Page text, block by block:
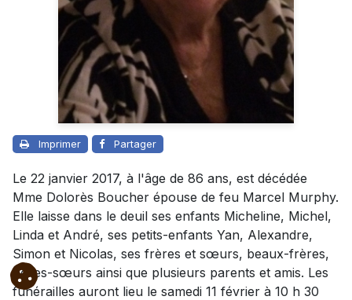
Imprimer Partager
Le 22 janvier 2017, à l'âge de 86 ans, est décédée
Mme Dolorès Boucher épouse de feu Marcel Murphy.
Elle laisse dans le deuil ses enfants Micheline, Michel,
Linda et André, ses petits-enfants Yan, Alexandre,
Simon et Nicolas, ses frères et sœurs, beaux-frères,
belles-sœurs ainsi que plusieurs parents et amis. Les
funérailles auront lieu le samedi 11 février à 10 h 30